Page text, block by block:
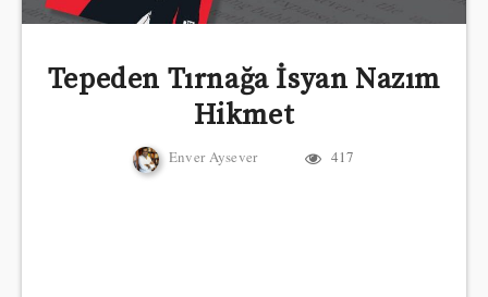
Tepeden Tırnağa İsyan Nazım
Hikmet
Enver Aysever 417